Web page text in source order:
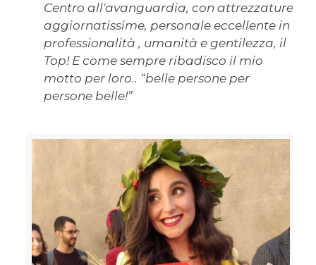
Centro all'avanguardia, con attrezzature
aggiornatissime, personale eccellente in
professionalità , umanità e gentilezza, il
Top! E come sempre ribadisco il mio
motto per loro.. “belle persone per
persone belle!”